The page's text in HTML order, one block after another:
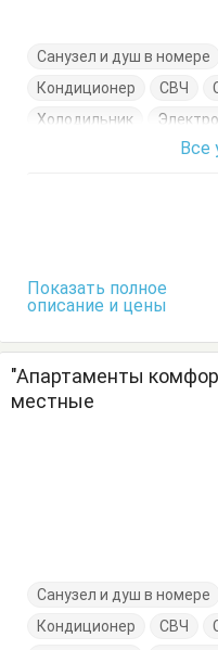
Санузел и душ в номере
Кондиционер
СВЧ
Холодильник
Кровать двуспальнаяВсе
Показать полное
описание и цены
"Апартаменты
местные
Санузел и душ в номере
Кондиционер
СВЧ